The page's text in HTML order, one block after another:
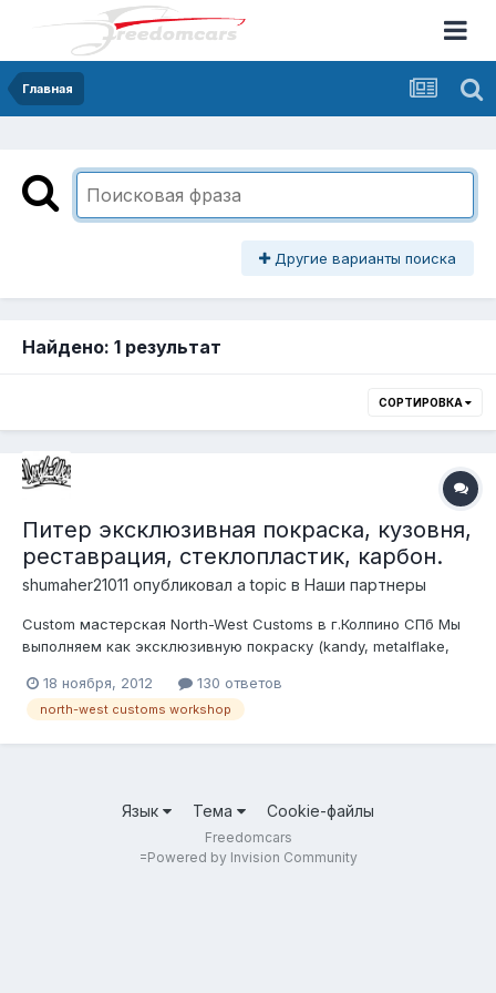
Главная
Другие варианты поиска
Найдено: 1 результат
СОРТИРОВКА
Питер эксклюзивная покраска, кузовня,
реставрация, стеклопластик, карбон.
shumaher21011 опубликовал a topic в Наши партнеры
Custom мастерская North-West Customs в г.Колпино СПб Мы
выполняем как эксклюзивную покраску (kandy, metalflake,
быта, кухонная техника и мебель, в общем кастом)))
Реставрационные работы, сварочные работы, кузовня
18 ноября, 2012 130 ответов
north-west customs workshop
Язык Тема Cookie-файлы
Freedomcars
=Powered by Invision Community